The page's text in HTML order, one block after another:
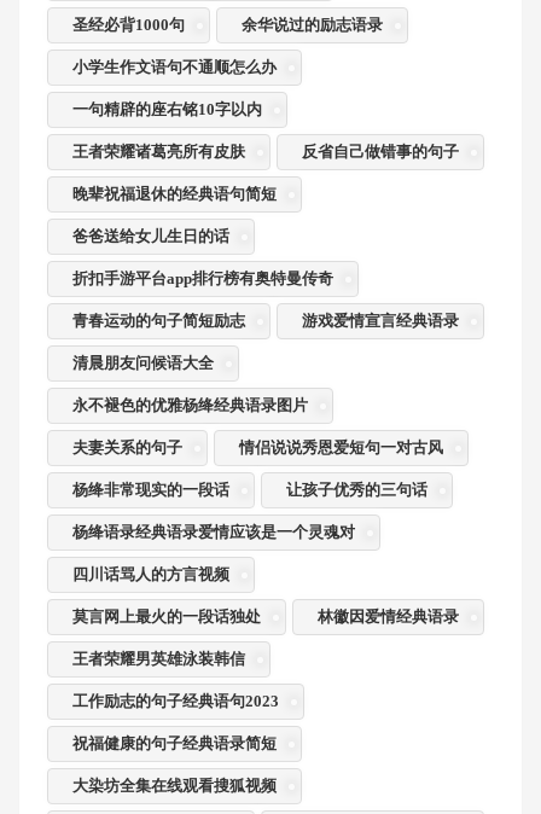
圣经必背1000句 余华说过的励志语录
小学生作文语句不通顺怎么办
一句精辟的座右铭10字以内
王者荣耀诸葛亮所有皮肤 反省自己做错事的句子
晚辈祝福退休的经典语句简短
爸爸送给女儿生日的话
折扣手游平台app排行榜有奥特曼传奇
青春运动的句子简短励志 游戏爱情宣言经典语录
清晨朋友问候语大全
永不褪色的优雅杨绛经典语录图片
夫妻关系的句子 情侣说说秀恩爱短句一对古风
杨绛非常现实的一段话 让孩子优秀的三句话
杨绛语录经典语录爱情应该是一个灵魂对
四川话骂人的方言视频
莫言网上最火的一段话独处 林徽因爱情经典语录
王者荣耀男英雄泳装韩信
工作励志的句子经典语句2023
祝福健康的句子经典语录简短
大染坊全集在线观看搜狐视频